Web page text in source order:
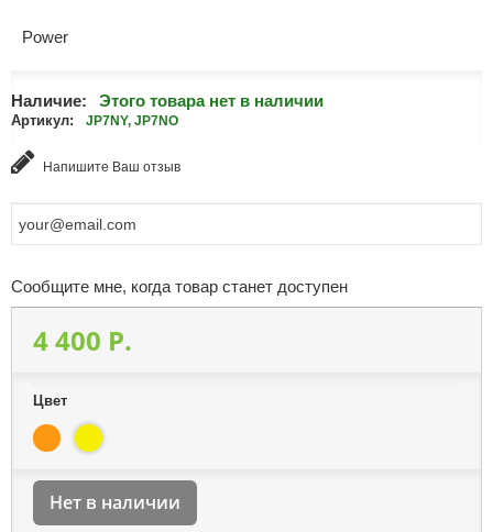
Power
Наличие: Этого товара нет в наличии
Артикул: JP7NY, JP7NO
Напишите Ваш отзыв
Сообщите мне, когда товар станет доступен
4 400 P.
Цвет
Нет в наличии